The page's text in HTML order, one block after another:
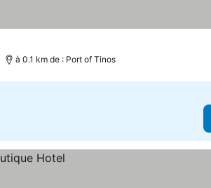
à 0.1 km de : Port of Tinos